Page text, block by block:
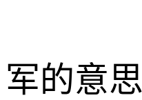
军的意思